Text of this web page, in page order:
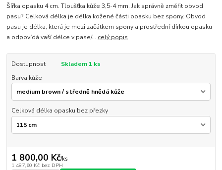
Šířka opasku 4 cm. Tloušťka kůže 3,5-4 mm. Jak správně změřit obvod
pasu? Celková délka je délka kožené části opasku bez spony. Obvod
pasu je délka, která je mezi začátkem spony a prostřední dírkou opasku
a odpovídá vaší délce v pase/... celý popis
Dostupnost
Skladem 1 ks
Barva kůže
Celková délka opasku bez přezky
1 800,00 Kč/ks
1 487,60 Kč bez DPH